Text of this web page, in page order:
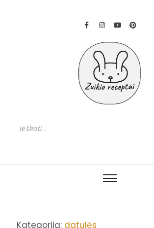
Kategorija: datulės